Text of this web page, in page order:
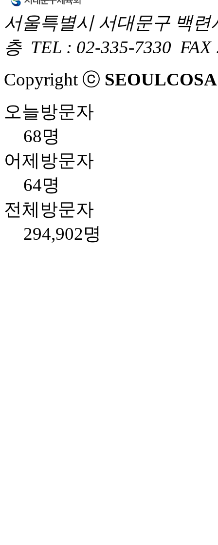
서울특별시 서대문구 백
층 TEL : 02-335-7330 FAX
Copyright ⓒ SEOULCOSA
오늘방문자
68명
어제방문자
64명
전체방문자
294,902명